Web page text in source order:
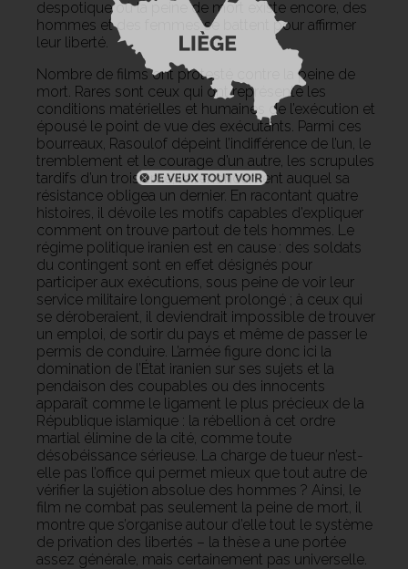
despotique où la peine de mort existe encore, des
hommes et des femmes se battent pour affirmer
leur liberté.
Nombre de films ont protesté contre la peine de
mort. Rares sont ceux qui ont représenté les
conditions matérielles et humaines de l’exécution et
épousé le point de vue des exécutants. Parmi ces
bourreaux, Rasoulof dépeint l’indifférence de l’un, le
tremblement et le courage d’un autre, les scrupules
tardifs d’un troisième, le renoncement auquel sa
résistance obligea un dernier. En racontant quatre
histoires, il dévoile les motifs capables d’expliquer
comment on trouve partout de tels hommes. Le
régime politique iranien est en cause : des soldats
du contingent sont en effet désignés pour
participer aux exécutions, sous peine de voir leur
service militaire longuement prolongé ; à ceux qui
se déroberaient, il deviendrait impossible de trouver
un emploi, de sortir du pays et même de passer le
permis de conduire. L’armée figure donc ici la
domination de l’État iranien sur ses sujets et la
pendaison des coupables ou des innocents
apparaît comme le ligament le plus précieux de la
République islamique : la rébellion à cet ordre
martial élimine de la cité, comme toute
désobéissance sérieuse. La charge de tueur n’est-
elle pas l’office qui permet mieux que tout autre de
vérifier la sujétion absolue des hommes ? Ainsi, le
film ne combat pas seulement la peine de mort, il
montre que s’organise autour d’elle tout le système
de privation des libertés – la thèse a une portée
assez générale, mais certainement pas universelle.